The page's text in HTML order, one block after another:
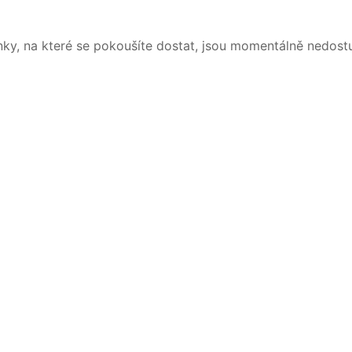
na které se pokoušíte dostat, jsou momentálně